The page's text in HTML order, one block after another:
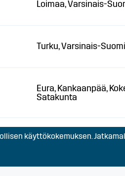
Loimaa, Varsinais-
Turku, Varsinais-Suomi
Eura, Kankaanpää,
Satakunta
Turku, Varsinais-Suomi
käyttökokemuksen.